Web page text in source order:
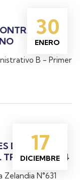
30
ENERO
LA
B - Primer
17
DICIEMBRE
DEL COMITE
TRABAJO 2024
Zelandia N°631